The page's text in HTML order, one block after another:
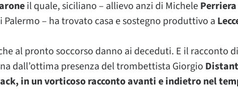
il quale, siciliano – allievo anzi di MichelePerriera
Palermo – ha trovato casa e sostegno produttivo a
al pronto soccorso danno ai deceduti. E il racconto di
dall’ottima presenza del trombettista Giorgio
in un vorticoso racconto avanti e indietro nel